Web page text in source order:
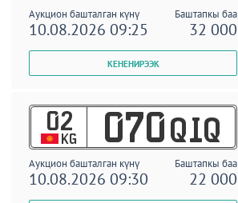
Аукцион башталган күнү Баштапкы баа
10.08.2026 09:25 32 000
02
KG 070 QIQ
Аукцион башталган күнү Баштапкы баа
10.08.2026 09:30 22 000